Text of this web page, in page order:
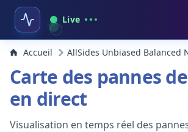
Live
Accueil AllSides Unbiased Balanced
Carte des pannes
en direct
Visualisation en temps réel des